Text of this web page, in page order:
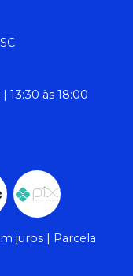
13:30 às 18:00
juros | Parcela